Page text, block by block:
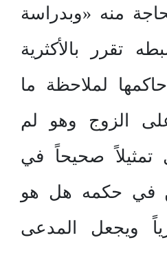
منه «وبدراسة
تقرر بالأكثرية
حاكمها لملاحظة ما
على الزوج وهو لم
صحيحاً في
في حكمه هل هو
ويجعل المدعى